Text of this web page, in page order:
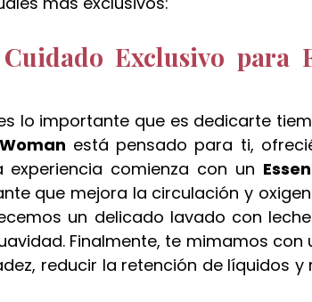
Exclusivo para
lo importante que es dedicarte
está pensado para ti,
comienza con un
que mejora la circulación y
un delicado lavado con
Finalmente, te mimamos con
reducir la retención de líquidos y